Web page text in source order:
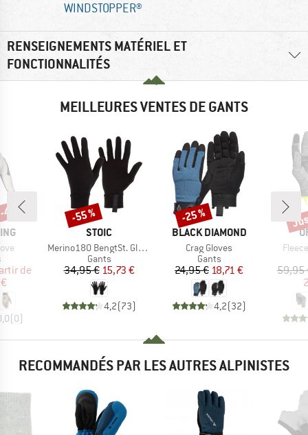
WINDSTOPPER®
RENSEIGNEMENTS MATÉRIEL ET
FONCTIONNALITÉS
MEILLEURES VENTES DE GANTS
group
réduit
de
(0)
%
MARQUE
STOIC
Article
Merino180 BengtSt. Glove
Product group
Gants
Prix
34,95 €Prix réduit
15,73 €
4,2(73)
Remise
-55 %
MARQUE
BLACK DIAMOND
Article
Crag Gloves
Product group
Gants
Prix
24,95 €Prix réduit
18,71 €
4,2(32)
Remise
-25 %
Article
59,95
RECOMMANDÉS PAR LES AUTRES ALPINISTES